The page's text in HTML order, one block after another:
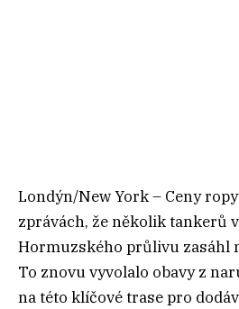
Londýn/New York – Ceny
zprávách, že několik tankerů
Hormuzského průlivu zasáhl
To znovu vyvolalo obavy z
na této klíčové trase pro